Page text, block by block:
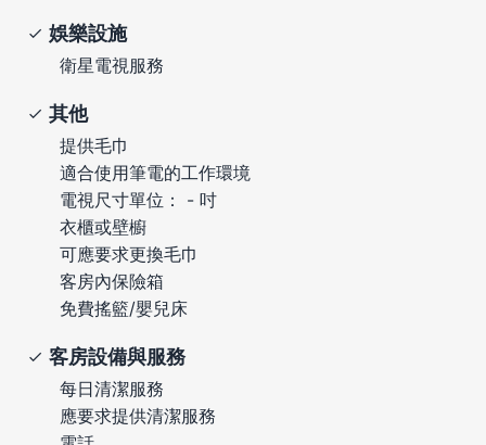
娛樂設施
衛星電視服務
其他
提供毛巾
適合使用筆電的工作環境
電視尺寸單位： - 吋
衣櫃或壁櫥
可應要求更換毛巾
客房內保險箱
免費搖籃/嬰兒床
客房設備與服務
每日清潔服務
應要求提供清潔服務